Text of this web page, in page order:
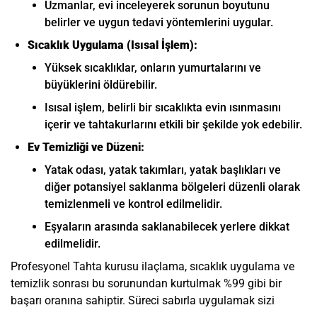
Uzmanlar, evi inceleyerek sorunun boyutunu
belirler ve uygun tedavi yöntemlerini uygular.
Sıcaklık Uygulama (Isısal İşlem):
Yüksek sıcaklıklar, onların yumurtalarını ve
büyüklerini öldürebilir.
Isısal işlem, belirli bir sıcaklıkta evin ısınmasını
içerir ve tahtakurlarını etkili bir şekilde yok edebilir.
Ev Temizliği ve Düzeni:
Yatak odası, yatak takımları, yatak başlıkları ve
diğer potansiyel saklanma bölgeleri düzenli olarak
temizlenmeli ve kontrol edilmelidir.
Eşyaların arasında saklanabilecek yerlere dikkat
edilmelidir.
Profesyonel Tahta kurusu ilaçlama, sıcaklık uygulama ve
temizlik sonrası bu sorunundan kurtulmak %99 gibi bir
başarı oranına sahiptir. Süreci sabırla uygulamak sizi